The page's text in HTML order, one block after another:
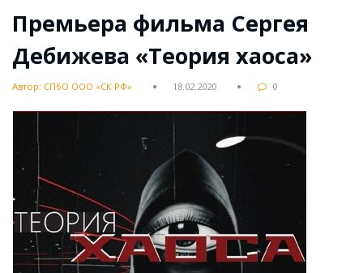
Премьера фильма Сергея
Дебижева «Теория хаоса»
Автор: СПбО ООО «СК РФ» 18.02.2020 0